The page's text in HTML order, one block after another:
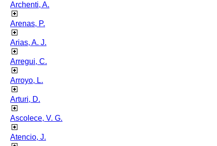
Archenti, A.
Arenas, P.
Arias, A. J.
Arregui, C.
Arroyo, L.
Arturi, D.
Ascolece, V. G.
Atencio, J.